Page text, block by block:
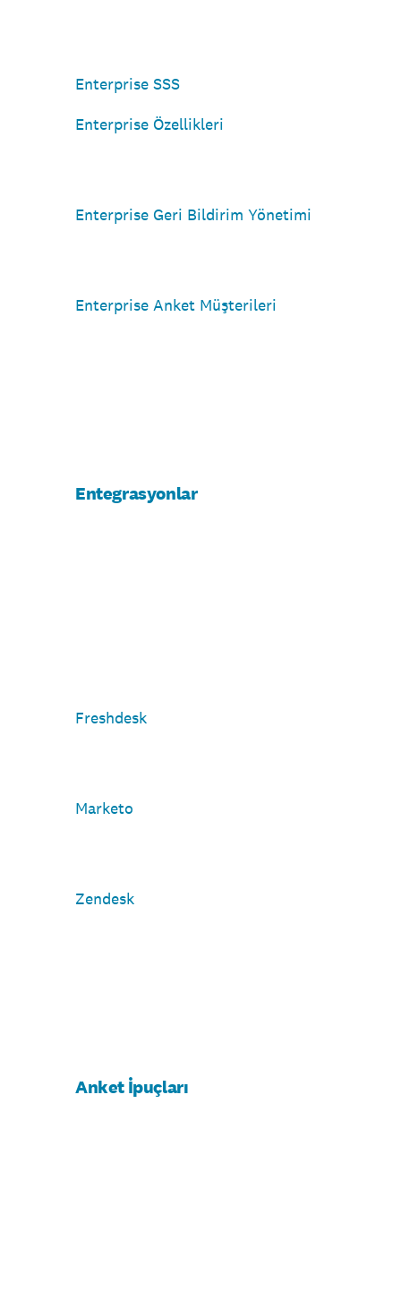
Enterprise SSS
Enterprise Özellikleri
Enterprise Geri Bildirim Yönetimi
Enterprise Anket Müşterileri
Entegrasyonlar
Freshdesk
Marketo
Zendesk
Anket İpuçları